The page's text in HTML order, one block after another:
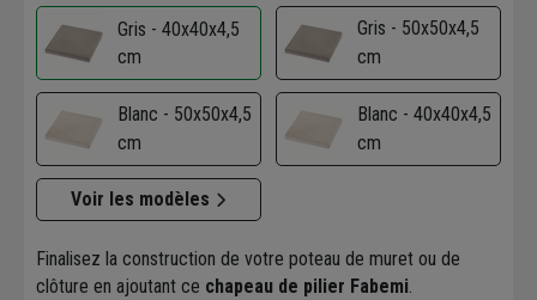
Gris - 40x40x4,5
cm
Gris - 50x50x4,5
cm
Blanc - 50x50x4,5
cm
Blanc - 40x40x4,5
cm
Voir les modèles
Finalisez la construction de votre poteau de muret ou de
clôture en ajoutant ce chapeau de pilier Fabemi.